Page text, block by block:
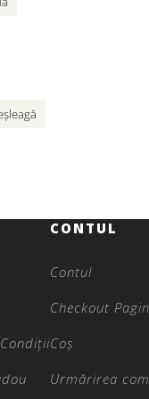
CONTUL
Contul
Checkout
Coș
Urmărirea